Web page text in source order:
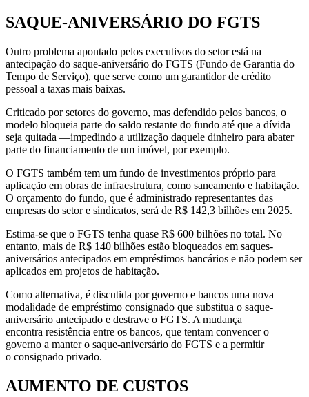
SAQUE-ANIVERSÁRIO DO FGTS
Outro problema apontado pelos executivos do setor está na
antecipação do saque-aniversário do FGTS (Fundo de Garantia do
Tempo de Serviço), que serve como um garantidor de crédito
pessoal a taxas mais baixas.
Criticado por setores do governo, mas defendido pelos bancos, o
modelo bloqueia parte do saldo restante do fundo até que a dívida
seja quitada —impedindo a utilização daquele dinheiro para abater
parte do financiamento de um imóvel, por exemplo.
O FGTS também tem um fundo de investimentos próprio para
aplicação em obras de infraestrutura, como saneamento e habitação.
O orçamento do fundo, que é administrado representantes das
empresas do setor e sindicatos, será de R$ 142,3 bilhões em 2025.
Estima-se que o FGTS tenha quase R$ 600 bilhões no total. No
entanto, mais de R$ 140 bilhões estão bloqueados em saques-
aniversários antecipados em empréstimos bancários e não podem ser
aplicados em projetos de habitação.
Como alternativa, é discutida por governo e bancos uma nova
modalidade de empréstimo consignado que substitua o saque-
aniversário antecipado e destrave o FGTS. A mudança
encontra resistência entre os bancos, que tentam convencer o
governo a manter o saque-aniversário do FGTS e a permitir
o consignado privado.
AUMENTO DE CUSTOS